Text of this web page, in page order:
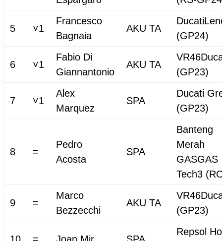
5 ˅1
Francesco
Bagnaia
AKU TA
(GP24)
6 ˅1
Fabio Di
Giannantonio
AKU TA
(GP23)
7 ˅1
Alex
Marquez
SPA
Ducati
(GP23)
8 =
Pedro
Acosta
SPA
Banteng
Merah
GASGAS
Tech3
9 =
Marco
Bezzecchi
AKU TA
(GP23)
10 = Joan Mir SPA
Repsol